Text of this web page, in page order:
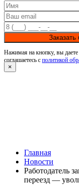
Заказать
Нажимая на кнопку, вы даете
соглашаетесь с политикой
×
Главная
Новости
Работодатель
переезд —